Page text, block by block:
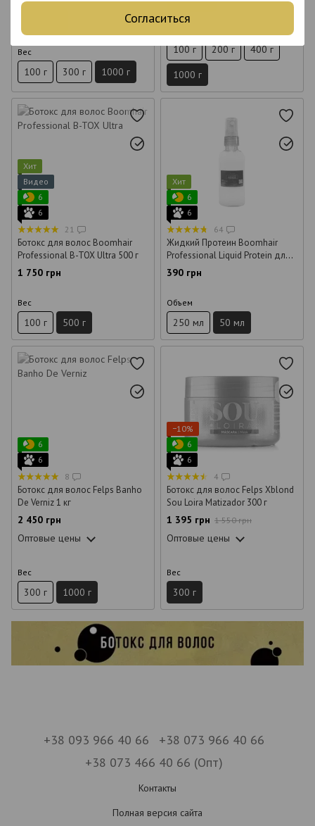
Согласиться
Вес
100 г 300 г 1000 г
100 г 200 г
400 г
1000 г
Хит
Видео
6
6
21
Ботокс для волос Boomhair
Professional B-TOX Ultra 500 г
1 750 грн
Вес
100 г 500 г
Хит
6
6
64
Жидкий Протеин Boomhair
Professional Liquid Protein для
волос 50 мл (розлив)
390 грн
Объем
250 мл 50 мл
6
6
8
Ботокс для волос Felps Banho
De Verniz 1 кг
2 450 грн
Оптовые цены
Вес
300 г 1000 г
−10%
6
6
4
Ботокс для волос Felps Xblond
Sou Loira Matizador 300 г
1 395 грн 1 550 грн
Оптовые цены
Вес
300 г
+38 093 966 40 66
+38 073 966 40 66
+38 073 466 40 66 (Опт)
Контакты
Полная версия сайта